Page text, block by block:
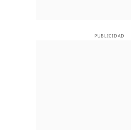
PUBLICIDAD